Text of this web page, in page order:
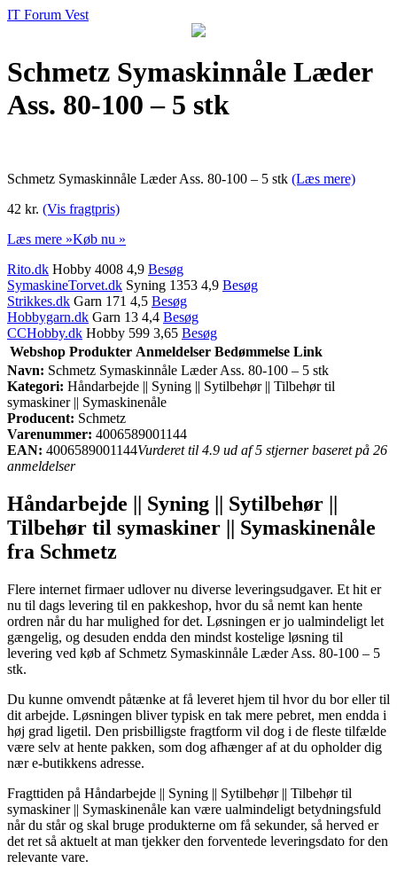
IT Forum Vest
Schmetz Symaskinnåle Læder
Ass. 80-100 – 5 stk
Schmetz Symaskinnåle Læder Ass. 80-100 – 5 stk (Læs mere)
42 kr. (Vis fragtpris)
Læs mere »Køb nu »
Rito.dk Hobby 4008 4,9 Besøg
SymaskineTorvet.dk Syning 1353 4,9 Besøg
Strikkes.dk Garn 171 4,5 Besøg
Hobbygarn.dk Garn 13 4,4 Besøg
CCHobby.dk Hobby 599 3,65 Besøg
Webshop Produkter Anmeldelser Bedømmelse Link
Navn: Schmetz Symaskinnåle Læder Ass. 80-100 – 5 stk
Kategori: Håndarbejde || Syning || Sytilbehør || Tilbehør til
symaskiner || Symaskinenåle
Producent: Schmetz
Varenummer: 4006589001144
EAN: 4006589001144Vurderet til 4.9 ud af 5 stjerner baseret på 26
anmeldelser
Håndarbejde || Syning || Sytilbehør ||
Tilbehør til symaskiner || Symaskinenåle
fra Schmetz
Flere internet firmaer udlover nu diverse leveringsudgaver. Et hit er
nu til dags levering til en pakkeshop, hvor du så nemt kan hente
ordren når du har mulighed for det. Løsningen er jo ualmindeligt let
gængelig, og desuden endda den mindst kostelige løsning til
levering ved køb af Schmetz Symaskinnåle Læder Ass. 80-100 – 5
stk.
Du kunne omvendt påtænke at få leveret hjem til hvor du bor eller til
dit arbejde. Løsningen bliver typisk en tak mere pebret, men endda i
høj grad ligetil. Den prisbilligste fragtform vil dog i de fleste tilfælde
være selv at hente pakken, som dog afhænger af at du opholder dig
nær e-butikkens adresse.
Fragttiden på Håndarbejde || Syning || Sytilbehør || Tilbehør til
symaskiner || Symaskinenåle kan være ualmindeligt betydningsfuld
når du står og skal bruge produkterne om få sekunder, så herved er
det ret så aktuelt at man tjekker den forventede leveringsdato for den
relevante vare.